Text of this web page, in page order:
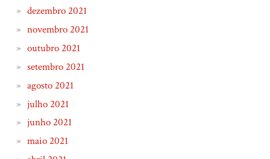
dezembro 2021
novembro 2021
outubro 2021
setembro 2021
agosto 2021
julho 2021
junho 2021
maio 2021